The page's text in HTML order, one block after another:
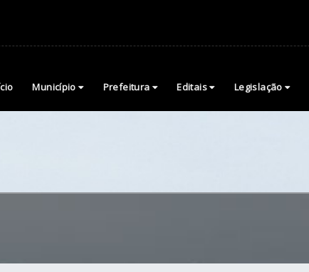
Município Prefeitura Editais Legislação